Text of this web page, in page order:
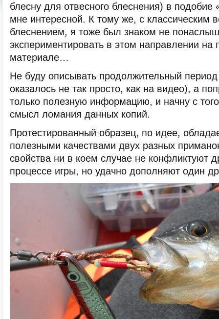
блесну для отвесного блеснения) в подобие
мне интересной. К тому же, с классическим
блеснением, я тоже был знаком не
экспериментировать в этом направлении на
материале…
Не буду описывать продолжительный
оказалось не так просто, как на видео), а
только полезную информацию, и начну с
смысл ломания данных копий.
Протестированный образец, по идее,
полезными качествами двух разных
свойства ни в коем случае не конфликтуют
процессе игры, но удачно дополняют один